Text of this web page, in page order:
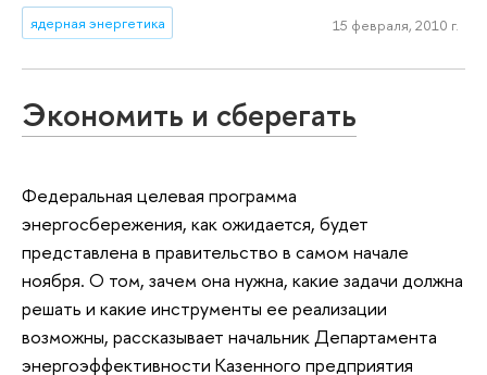
ядерная энергетика 15 февраля, 2010 г.
Экономить и сберегать
Федеральная целевая программа
энергосбережения, как ожидается, будет
представлена в правительство в самом начале
ноября. О том, зачем она нужна, какие задачи должна
решать и какие инструменты ее реализации
возможны, рассказывает начальник Департамента
энергоэффективности Казенного предприятия